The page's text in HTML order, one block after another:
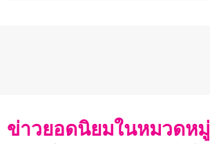
ข่าวยอดนิยมในหมวดหมู่